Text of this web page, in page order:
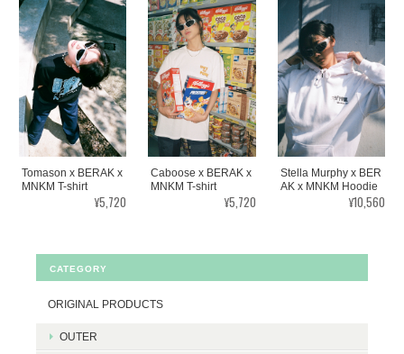
Tomason x BERAK x
MNKM T-shirt
¥5,720
Caboose x BERAK x
MNKM T-shirt
¥5,720
Stella Murphy x BER
AK x MNKM Hoodie
¥10,560
CATEGORY
ORIGINAL PRODUCTS
OUTER